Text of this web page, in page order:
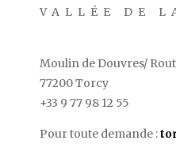
VALLÉE DE
Moulin de Douvres/
77200 Torcy
+33 9 77 98 12 55
Pour toute demande :